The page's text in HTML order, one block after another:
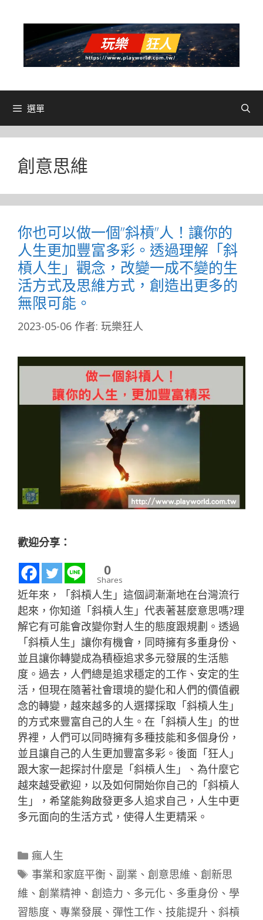
選單
創意思維
你也可以做一個”斜槓”人！讓你的
人生更加豐富多彩。透過理解「斜
槓人生」觀念，改變一成不變的生
活方式及思維方式，創造出更多的
無限可能。
2023-05-06 作者: 玩樂狂人
歡迎分享：
0
Shares
近年來，「斜槓人生」這個詞漸漸地在台灣流行
起來，你知道「斜槓人生」代表著甚麼意思嗎?理
解它有可能會改變你對人生的態度跟規劃。透過
「斜槓人生」讓你有機會，同時擁有多重身份、
並且讓你轉變成為積極追求多元發展的生活態
度。過去，人們總是追求穩定的工作、安定的生
活，但現在隨著社會環境的變化和人們的價值觀
念的轉變，越來越多的人選擇採取「斜槓人生」
的方式來豐富自己的人生。在「斜槓人生」的世
界裡，人們可以同時擁有多種技能和多個身份，
並且讓自己的人生更加豐富多彩。後面「狂人」
跟大家一起探討什麼是「斜槓人生」、為什麼它
越來越受歡迎，以及如何開始你自己的「斜槓人
生」，希望能夠啟發更多人追求自己，人生中更
多元面向的生活方式，使得人生更精采。
分
類
瘋人生
標
籤
事業和家庭平衡、 副業 、 創意思維、 創新思
維 、 創業精神 、 創造力 、 多元化 、 多重身份 、 學
習態度 、 專業發展 、 彈性工作 、 技能提升 、 斜槓